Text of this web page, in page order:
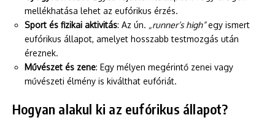
mellékhatása lehet az eufórikus érzés.
Sport és fizikai aktivitás: Az ún. „runner’s high”egy ismert
eufórikus állapot, amelyet hosszabb testmozgás után
éreznek.
Művészet és zene: Egy mélyen megérintő zenei vagy
művészeti élmény is kiválthat eufóriát.
Hogyan alakul ki az eufórikus állapot?